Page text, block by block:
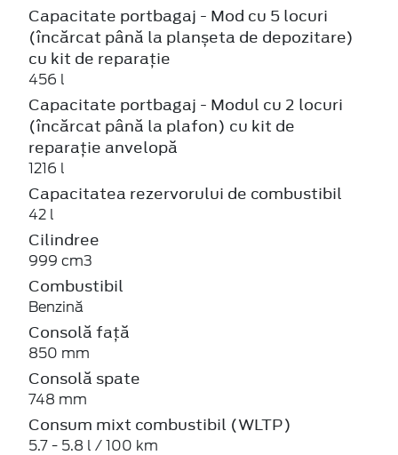
Capacitate portbagaj - Mod cu 5 locuri
(încărcat până la planșeta de depozitare)
cu kit de reparație
456 l
Capacitate portbagaj - Modul cu 2 locuri
(încărcat până la plafon) cu kit de
reparație anvelopă
1216 l
Capacitatea rezervorului de combustibil
42 l
Cilindree
999 cm3
Combustibil
Benzină
Consolă față
850 mm
Consolă spate
748 mm
Consum mixt combustibil (WLTP)
5.7 - 5.8 l / 100 km